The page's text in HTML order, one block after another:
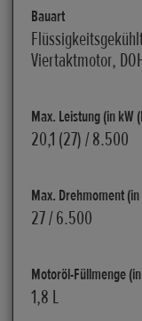
Bauart
Viertaktmotor,
Max. Leistung (in kW
20,1 (27) / 8.500
Max. Drehmoment
27 / 6.500
Motoröl-Füllmenge
1,8 L